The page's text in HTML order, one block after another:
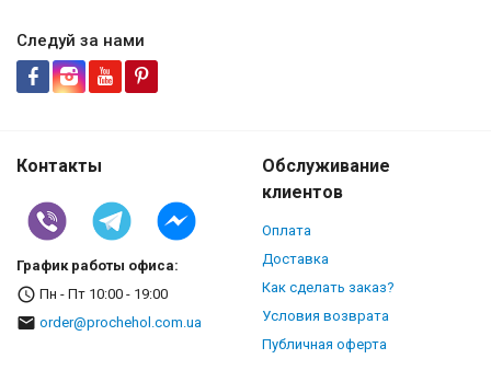
Следуй за нами
Контакты
График работы офиса:
Пн - Пт 10:00 - 19:00
order@prochehol.com.ua
Обслуживание
клиентов
Оплата
Доставка
Как сделать заказ?
Условия возврата
Публичная оферта